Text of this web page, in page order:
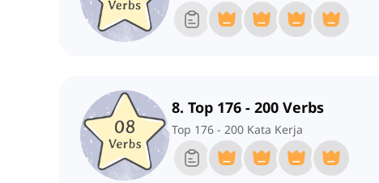
8. Top 176 - 200 Verbs
Top 176 - 200 Kata Kerja